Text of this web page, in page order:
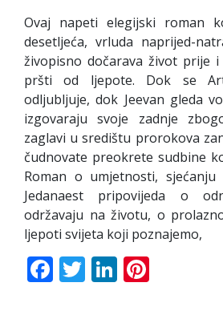
Ovaj napeti elegijski roman
desetljeća, vrluda naprijed-
živopisno dočarava život prije i
pršti od ljepote. Dok se
odljubljuje, dok Jeevan gleda
izgovaraju svoje zadnje
zaglavi u središtu prorokova
čudnovate preokrete sudbine
Roman o umjetnosti, sjećanju
Jedanaest pripovijeda o
održavaju na životu, o
ljepoti svijeta koji poznajemo,
Facebook
TwitterLinkedIn